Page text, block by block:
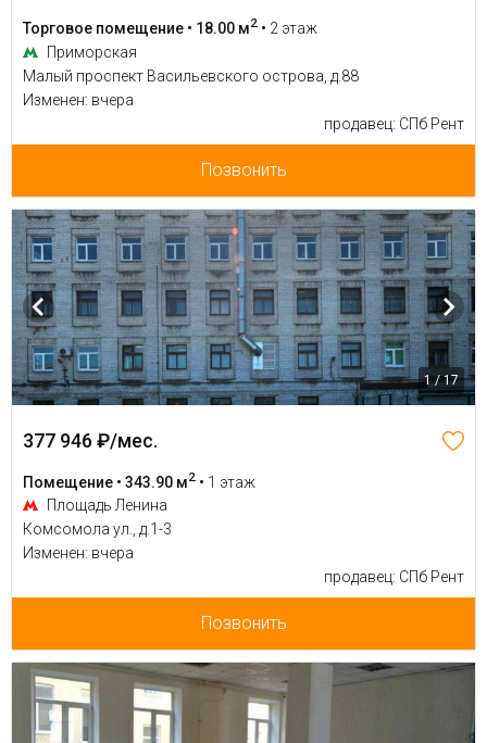
Торговое помещение • 18.00 м2 • 2 этаж
Приморская
Малый проспект Васильевского острова, д.88
Изменен: вчера
продавец: СПб Рент
Позвонить
1 / 17
377 946 ₽/мес.
Помещение • 343.90 м2 • 1 этаж
Площадь Ленина
Комсомола ул., д.1-3
Изменен: вчера
продавец: СПб Рент
Позвонить